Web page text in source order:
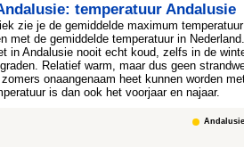
temperatuur Andalusie
zie je de gemiddelde maximum
met de gemiddelde temperatuur in
in Andalusie nooit echt koud, zelfs in de
Relatief warm, maar dus geen
onaangenaam heet kunnen worden
is dan ook het voorjaar en najaar.
Andalusie